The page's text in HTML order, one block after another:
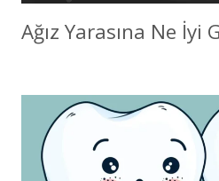
Ağız Yarasına Ne İyi